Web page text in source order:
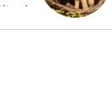
に自
した